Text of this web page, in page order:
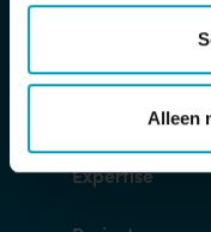
Alleen
E info@van-
Verzoek-
Expertise